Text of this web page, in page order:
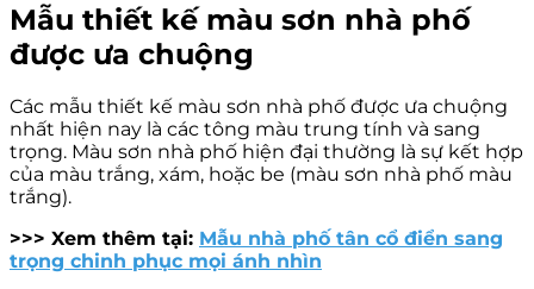
Mẫu thiết kế màu sơn nhà phố
được ưa chuộng
Các mẫu thiết kế màu sơn nhà phố được ưa chuộng
nhất hiện nay là các tông màu trung tính và sang
trọng. Màu sơn nhà phố hiện đại thường là sự kết hợp
của màu trắng, xám, hoặc be (màu sơn nhà phố màu
trắng).
>>> Xem thêm tại: Mẫu nhà phố tân cổ điển sang
trọng chinh phục mọi ánh nhìn